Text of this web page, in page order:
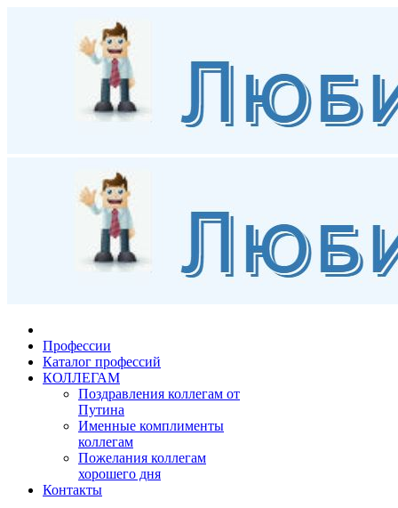
Профессии
Каталог профессий
КОЛЛЕГАМ
Поздравления коллегам от
Путина
Именные комплименты
коллегам
Пожелания коллегам
хорошего дня
Контакты